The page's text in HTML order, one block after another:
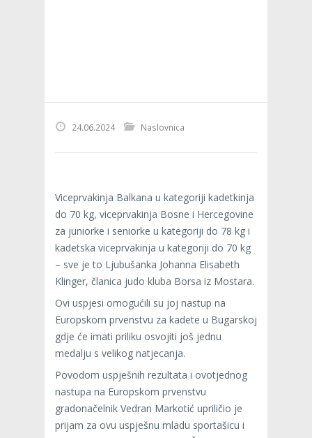
24.06.2024 Naslovnica
Viceprvakinja Balkana u kategoriji kadetkinja
do 70 kg, viceprvakinja Bosne i Hercegovine
za juniorke i seniorke u kategoriji do 78 kg i
kadetska viceprvakinja u kategoriji do 70 kg
– sve je to Ljubušanka Johanna Elisabeth
Klinger, članica judo kluba Borsa iz Mostara.
Ovi uspjesi omogućili su joj nastup na
Europskom prvenstvu za kadete u Bugarskoj
gdje će imati priliku osvojiti još jednu
medalju s velikog natjecanja.
Povodom uspješnih rezultata i ovotjednog
nastupa na Europskom prvenstvu
gradonačelnik Vedran Markotić upriličio je
prijam za ovu uspješnu mladu sportašicu i